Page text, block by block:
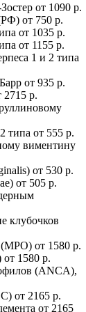
от 1090 р.
от 750 р.
от 1035 р.
от 1155 р.
1 и 2 типа
от 935 р.
2715 р.
типа от 555 р.
виментину
от 530 р.
от 505 р.
клубочков
(МРО) от 1580 р.
от 1580 р.
(ANCA),
от 2165 р.
от 2165